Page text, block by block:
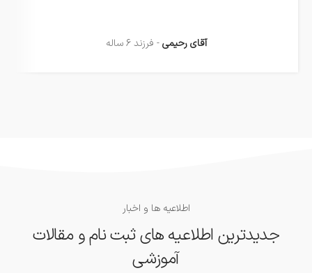
آقای رحیمی فرزند 6 ساله
اطلاعیه ها و اخبار
جدیدترین اطلاعیه های ثبت نام و مقالات
آموزشی